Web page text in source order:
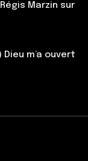
Marzin sur
m’a ouvert